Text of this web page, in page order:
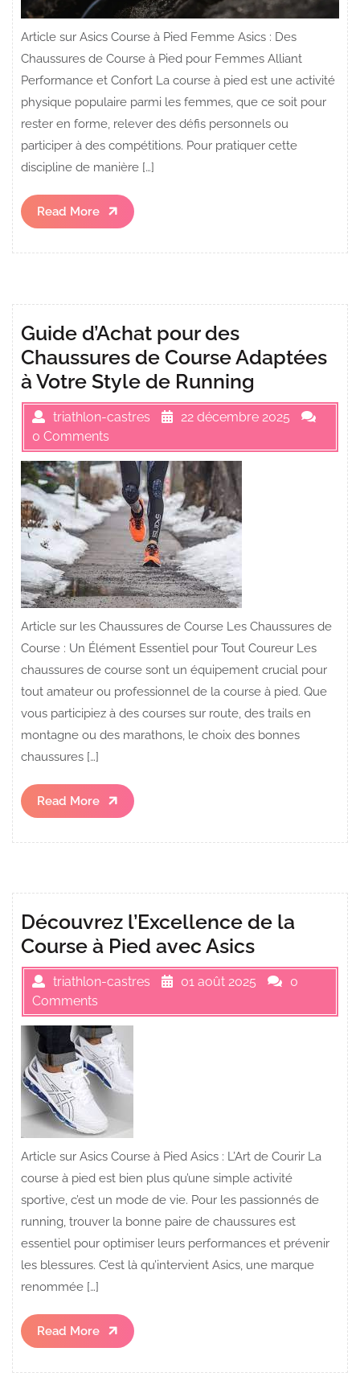
Article sur Asics Course à Pied Femme Asics : Des
Chaussures de Course à Pied pour Femmes Alliant
Performance et Confort La course à pied est une activité
physique populaire parmi les femmes, que ce soit pour
rester en forme, relever des défis personnels ou
participer à des compétitions. Pour pratiquer cette
discipline de manière […]
Read More
Read
More
Guide d’Achat pour des
Chaussures de Course Adaptées
à Votre Style de Running
triathlon-castres
22 décembre 2025
0 Comments
Article sur les Chaussures de Course Les Chaussures de
Course : Un Élément Essentiel pour Tout Coureur Les
chaussures de course sont un équipement crucial pour
tout amateur ou professionnel de la course à pied. Que
vous participiez à des courses sur route, des trails en
montagne ou des marathons, le choix des bonnes
chaussures […]
Read More
Read
More
Découvrez l’Excellence de la
Course à Pied avec Asics
triathlon-castres 01 août 2025
0
Comments
Article sur Asics Course à Pied Asics : L’Art de Courir La
course à pied est bien plus qu’une simple activité
sportive, c’est un mode de vie. Pour les passionnés de
running, trouver la bonne paire de chaussures est
essentiel pour optimiser leurs performances et prévenir
les blessures. C’est là qu’intervient Asics, une marque
renommée […]
Read More
Read
More